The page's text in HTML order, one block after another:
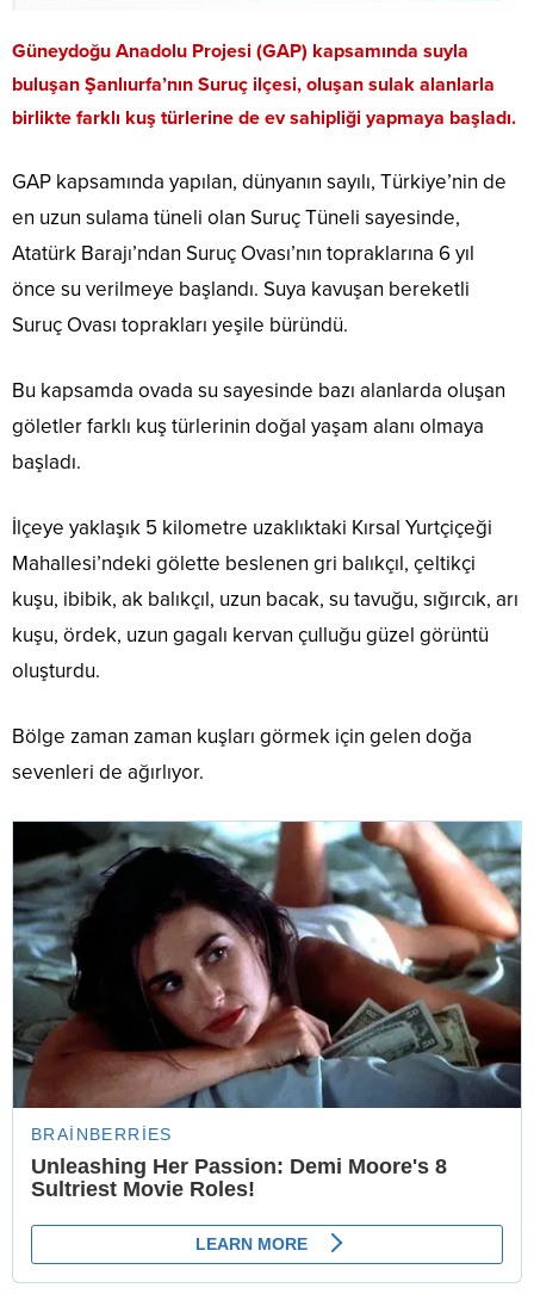
Güneydoğu Anadolu Projesi (GAP) kapsamında suyla
buluşan Şanlıurfa’nın Suruç ilçesi, oluşan sulak alanlarla
birlikte farklı kuş türlerine de ev sahipliği yapmaya başladı.
GAP kapsamında yapılan, dünyanın sayılı, Türkiye’nin de
en uzun sulama tüneli olan Suruç Tüneli sayesinde,
Atatürk Barajı’ndan Suruç Ovası’nın topraklarına 6 yıl
önce su verilmeye başlandı. Suya kavuşan bereketli
Suruç Ovası toprakları yeşile büründü.
Bu kapsamda ovada su sayesinde bazı alanlarda oluşan
göletler farklı kuş türlerinin doğal yaşam alanı olmaya
başladı.
İlçeye yaklaşık 5 kilometre uzaklıktaki Kırsal Yurtçiçeği
Mahallesi’ndeki gölette beslenen gri balıkçıl, çeltikçi
kuşu, ibibik, ak balıkçıl, uzun bacak, su tavuğu, sığırcık, arı
kuşu, ördek, uzun gagalı kervan çulluğu güzel görüntü
oluşturdu.
Bölge zaman zaman kuşları görmek için gelen doğa
sevenleri de ağırlıyor.